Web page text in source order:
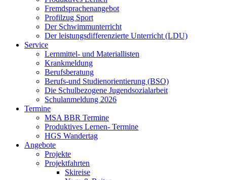
Fremdsprachenangebot
Profilzug Sport
Der Schwimmunterricht
Der leistungsdifferenzierte Unterricht (LDU)
Service
Lernmittel- und Materiallisten
Krankmeldung
Berufsberatung
Berufs-und Studienorientierung (BSO)
Die Schulbezogene Jugendsozialarbeit
Schulanmeldung 2026
Termine
MSA BBR Termine
Produktives Lernen- Termine
HGS Wandertag
Angebote
Projekte
Projektfahrten
Skireise